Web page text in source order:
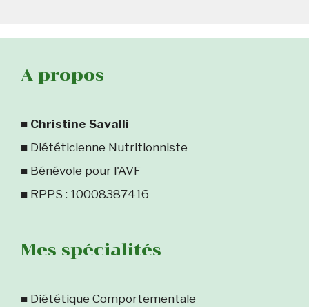
A propos
■ Christine Savalli
■ Diététicienne Nutritionniste
■ Bénévole pour l'AVF
■ RPPS : 10008387416
Mes spécialités
■ Diététique Comportementale